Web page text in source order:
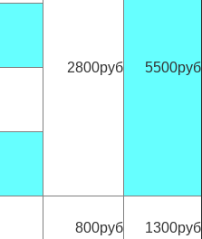
2800руб 5500руб
800руб 1300руб